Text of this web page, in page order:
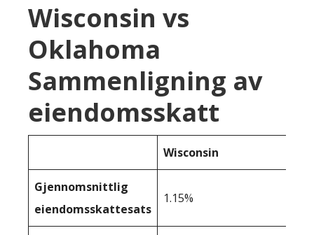
Wisconsin vs
Oklahoma
Sammenligning av
eiendomsskatt
Wisconsin
Gjennomsnittlig
eiendomsskattesats
1.15%